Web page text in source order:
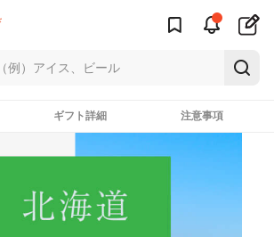
ギフト詳細 注意事項